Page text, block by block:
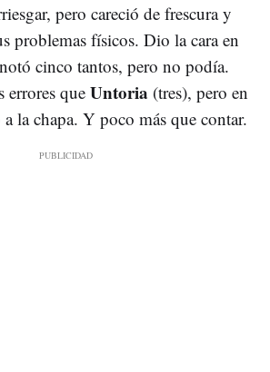
pero careció de frescura y
problemas físicos. Dio la cara en
cinco tantos, pero no podía.
errores que Untoria (tres), pero en
a la chapa. Y poco más que contar.